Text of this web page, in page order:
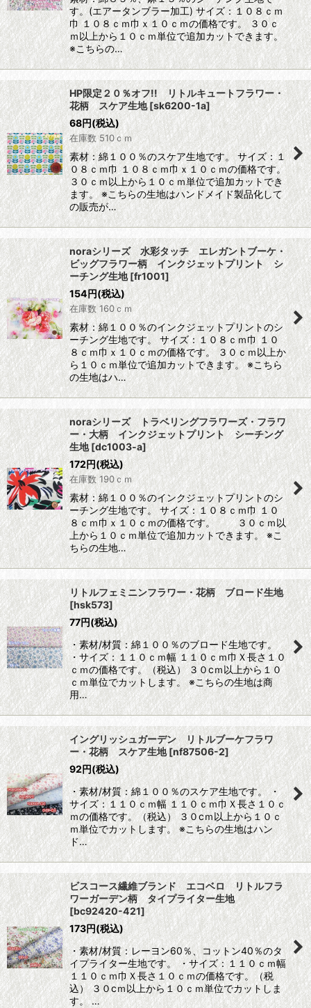
す。(エアータンブラー加工) サイズ：１０８ｃｍ
巾 １０８ｃｍ巾ｘ１０ｃｍの価格です。 ３０ｃ
ｍ以上から１０ｃｍ単位で追加カットできます。
※こちらの…
HP限定２０％オフ!! リトルキュートフラワー・
花柄 スケア生地[sk6200-1a]
68円(税込)
在庫数 510ｃｍ
素材：綿１００％のスケア生地です。 サイズ：１
０８ｃｍ巾 １０８ｃｍ巾ｘ１０ｃｍの価格です。
３０ｃｍ以上から１０ｃｍ単位で追加カットでき
ます。 ※こちらの生地はハンドメイド製品化して
の販売が…
noraシリーズ 水彩タッチ エレガントブーケ・
ビッグフラワー柄 インクジェットプリント シ
ーチング生地 [fr1001]
154円(税込)
在庫数 160ｃｍ
素材：綿１００％のインクジェットプリントのシ
ーチング生地です。 サイズ：１０８ｃｍ巾 １０
８ｃｍ巾ｘ１０ｃｍの価格です。 ３０ｃｍ以上か
ら１０ｃｍ単位で追加カットできます。 ※こちら
の生地はハ…
noraシリーズ トラベリングフラワーズ・フラワ
ー・大柄 インクジェットプリント シーチング
生地 [dc1003-a]
172円(税込)
在庫数 190ｃｍ
素材：綿１００％のインクジェットプリントのシ
ーチング生地です。 サイズ：１０８ｃｍ巾 １０
８ｃｍ巾ｘ１０ｃｍの価格です。 ３０ｃｍ以
上から１０ｃｍ単位で追加カットできます。 ※こ
ちらの生地…
リトルフェミニンフラワー・花柄 ブロード生地
[hsk573]
77円(税込)
・素材/材質：綿１００％のブロード生地です。
・サイズ：１１０ｃｍ幅 １１０ｃｍ巾Ｘ長さ１０
ｃｍの価格です。（税込） ３０cｍ以上から１０
ｃｍ単位でカットします。 ※こちらの生地は商
用…
イングリッシュガーデン リトルブーケフラワ
ー・花柄 スケア生地 [nf87506-2]
92円(税込)
・素材/材質：綿１００％のスケア生地です。 ・
サイズ：１１０ｃｍ幅 １１０ｃｍ巾Ｘ長さ１０ｃ
ｍの価格です。（税込） ３０cｍ以上から１０ｃ
ｍ単位でカットします。 ※こちらの生地はハン
ド…
ビスコース繊維ブランド エコベロ リトルフラ
ワーガーデン柄 タイプライター生地
[bc92420-421]
173円(税込)
・素材/材質：レーヨン60％、コットン40％のタ
イプライター生地です。 ・サイズ：１１０ｃｍ幅
１１０ｃｍ巾Ｘ長さ１０ｃｍの価格です。（税
込） ３０cｍ以上から１０ｃｍ単位でカットしま
す。 …